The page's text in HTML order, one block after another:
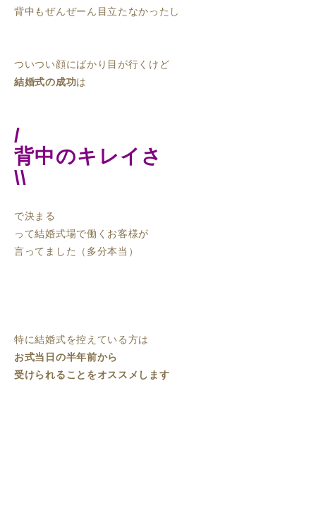
背中もぜんぜーん目立たなかったし
ついつい顔にばかり目が行くけど
結婚式の成功は
/
背中のキレイさ
\\
で決まる
って結婚式場で働くお客様が
言ってました（多分本当）
特に結婚式を控えている方は
お式当日の半年前から
受けられることをオススメします